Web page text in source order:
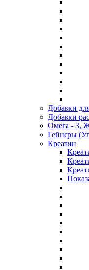
Добавки
Добавки
Омега - 3,
Гейнеры
Креатин